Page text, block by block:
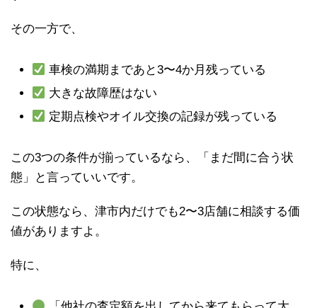
その一方で、
車検の満期まであと3〜4か月残っている
大きな故障歴はない
定期点検やオイル交換の記録が残っている
この3つの条件が揃っているなら、「まだ間に合う状
態」と言っていいです。
この状態なら、津市内だけでも2〜3店舗に相談する価
値がありますよ。
特に、